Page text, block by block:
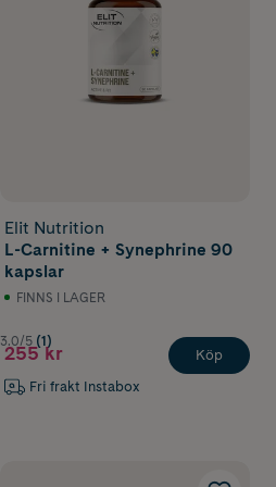
Elit Nutrition
L-Carnitine + Synephrine 90
kapslar
FINNS I LAGER
3.0/5 (1)
255 kr
Fri frakt Instabox
Köp